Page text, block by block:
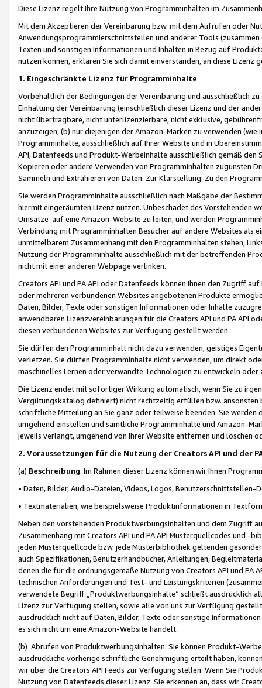
Diese Lizenz regelt Ihre Nutzung von Programminhalten im
Mit dem Akzeptieren der Vereinbarung bzw. mit dem Aufrufen oder
Anwendungsprogrammierschnittstellen und anderer Tools (zusammen
Texten und sonstigen Informationen und Inhalten in Bezug auf
nutzen können, erklären Sie sich damit einverstanden, an diese Lizenz
1. Eingeschränkte Lizenz für Programminhalte
Vorbehaltlich der Bedingungen der Vereinbarung und ausschließlich
Einhaltung der Vereinbarung (einschließlich dieser Lizenz und der
nicht übertragbare, nicht unterlizenzierbare, nicht exklusive,
anzuzeigen; (b) nur diejenigen der Amazon-Marken zu verwenden
Programminhalte, ausschließlich auf Ihrer Website und in
API, Datenfeeds und Produkt-Werbeinhalte ausschließlich gemäß
Kopieren oder andere Verwenden von Programminhalten zugunsten
Sammeln und Extrahieren von Daten. Zur Klarstellung: Zu den
Sie werden Programminhalte ausschließlich nach Maßgabe der
hiermit eingeräumten Lizenz nutzen. Unbeschadet des Vorstehenden
Umsätze auf eine Amazon-Website zu leiten, und werden
Verbindung mit Programminhalten Besucher auf andere Websites als
unmittelbarem Zusammenhang mit den Programminhalten stehen,
Nutzung der Programminhalte ausschließlich mit der betreffenden
nicht mit einer anderen Webpage verlinken.
Creators API und PA API oder Datenfeeds können Ihnen den Zugriff
oder mehreren verbundenen Websites angebotenen Produkte
Daten, Bilder, Texte oder sonstigen Informationen oder Inhalte
anwendbaren Lizenzvereinbarungen für die Creators API und PA API
diesen verbundenen Websites zur Verfügung gestellt werden.
Sie dürfen den Programminhalt nicht dazu verwenden, geistiges
verletzen. Sie dürfen Programminhalte nicht verwenden, um direkt
maschinelles Lernen oder verwandte Technologien zu entwickeln
Die Lizenz endet mit sofortiger Wirkung automatisch, wenn Sie zu
Vergütungskatalog definiert) nicht rechtzeitig erfüllen bzw. ansonsten
schriftliche Mitteilung an Sie ganz oder teilweise beenden. Sie werden
umgehend einstellen und sämtliche Programminhalte und Amazon-
jeweils verlangt, umgehend von Ihrer Website entfernen und löschen
2. Voraussetzungen für die Nutzung der Creators API und der
(a) Beschreibung. Im Rahmen dieser Lizenz können wir Ihnen
• Daten, Bilder, Audio-Dateien, Videos, Logos, Benutzerschnittstellen-
• Textmaterialien, wie beispielsweise Produktinformationen in
Neben den vorstehenden Produktwerbungsinhalten und dem Zugriff
Zusammenhang mit Creators API und PA API Musterquellcodes und
jeden Musterquellcode bzw. jede Musterbibliothek geltenden
auch Spezifikationen, Benutzerhandbücher, Anleitungen,
denen die für die ordnungsgemäße Nutzung von Creators API und PA
technischen Anforderungen und Test- und Leistungskriterien
verwendete Begriff „Produktwerbungsinhalte“ schließt ausdrücklich
Lizenz zur Verfügung stellen, sowie alle von uns zur Verfügung
ausdrücklich nicht auf Daten, Bilder, Texte oder sonstige
es sich nicht um eine Amazon-Website handelt.
(b) Abrufen von Produktwerbungsinhalten. Sie können Produkt-
ausdrückliche vorherige schriftliche Genehmigung erteilt haben,
wir über die Creators API Feeds zur Verfügung stellen. Wenn Sie
Nutzung von Datenfeeds dieser Lizenz. Sie erkennen an, dass wir